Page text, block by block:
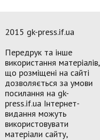
2015 gk-press.if.ua
Передрук та інше
використання матеріалів,
що розміщені на сайті
дозволяється за умови
посилання на gk-
press.if.ua Інтернет-
видання можуть
використовувати
матеріали сайту,